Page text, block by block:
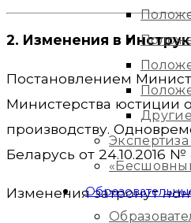
Экспертиза
2. Изменения в
Постановлением
Министерства юстиции
производству.
Беларусь от 24.10.2016
Изменения затронут